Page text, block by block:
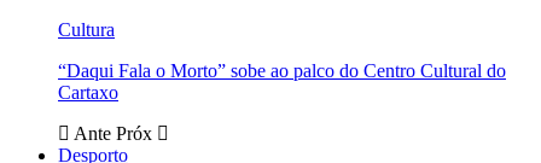
Cultura
“Daqui Fala o Morto” sobe ao palco do Centro Cultural do
Cartaxo
Ante Próx
Desporto